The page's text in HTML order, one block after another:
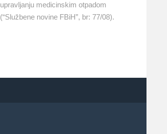
upravljanju medicinskim otpadom
(“Službene novine FBiH”, br: 77/08).